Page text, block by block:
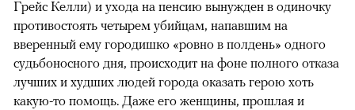
Грейс Келли) и ухода на пенсию вынужден в одиночку
противостоять четырем убийцам, напавшим на
вверенный ему городишко «ровно в полдень» одного
судьбоносного дня, происходит на фоне полного отказа
лучших и худших людей города оказать герою хоть
какую-то помощь. Даже его женщины, прошлая и